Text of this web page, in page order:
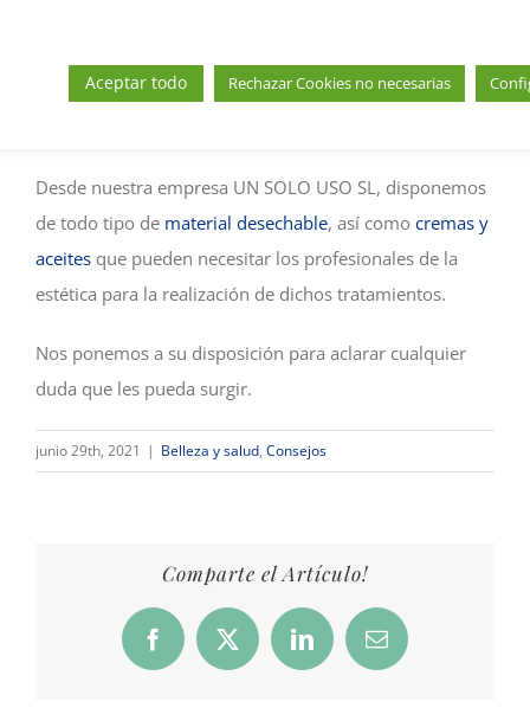
como ocurre con otros tipos de depilación, pudiendo
Desde nuestra empresa UN SOLO USO SL, disponemos
de todo tipo de material desechable, así como cremas y
aceites que pueden necesitar los profesionales de la
estética para la realización de dichos tratamientos.
Nos ponemos a su disposición para aclarar cualquier
duda que les pueda surgir.
junio 29th, 2021 | Belleza y salud, Consejos
Comparte el Artículo!
Facebook
X LinkedInCorreo
electrónico
Aceptar todo Rechazar Cookies no necesarias